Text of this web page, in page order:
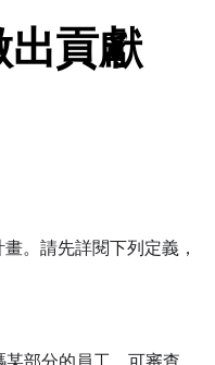
貢獻
。請先詳閱下列定義，